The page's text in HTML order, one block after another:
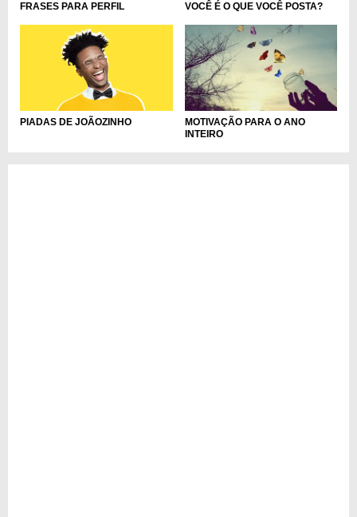
FRASES PARA PERFIL VOCÊ É O QUE VOCÊ POSTA?
PIADAS DE JOÃOZINHO
MOTIVAÇÃO PARA O ANO
INTEIRO